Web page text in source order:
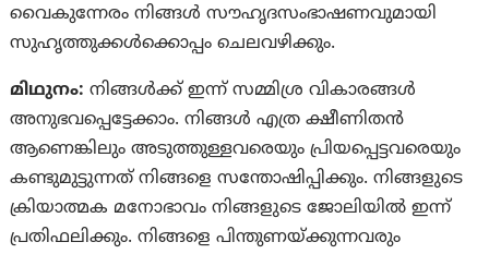
വൈകുന്നേരം നിങ്ങള്‍ സൗഹൃദസംഭാഷണവുമായി
സുഹൃത്തുക്കള്‍ക്കൊപ്പം ചെലവഴിക്കും.
മിഥുനം: നിങ്ങൾക്ക് ഇന്ന് സമ്മിശ്ര വികാരങ്ങൾ
അനുഭവപ്പെട്ടേക്കാം. നിങ്ങൾ എത്ര ക്ഷീണിതൻ
ആണെങ്കിലും അടുത്തുള്ളവരെയും പ്രിയപ്പെട്ടവരെയും
കണ്ടുമുട്ടുന്നത് നിങ്ങളെ സന്തോഷിപ്പിക്കും. നിങ്ങളുടെ
ക്രിയാത്മക മനോഭാവം നിങ്ങളുടെ ജോലിയിൽ ഇന്ന്
പ്രതിഫലിക്കും. നിങ്ങളെ പിന്തുണയ്‌ക്കുന്നവരും